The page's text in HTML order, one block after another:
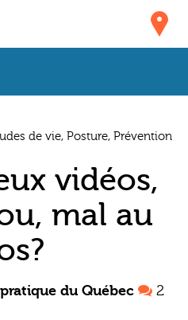
de vie, Posture, Prévention
vidéos,
mal au
du Québec 2